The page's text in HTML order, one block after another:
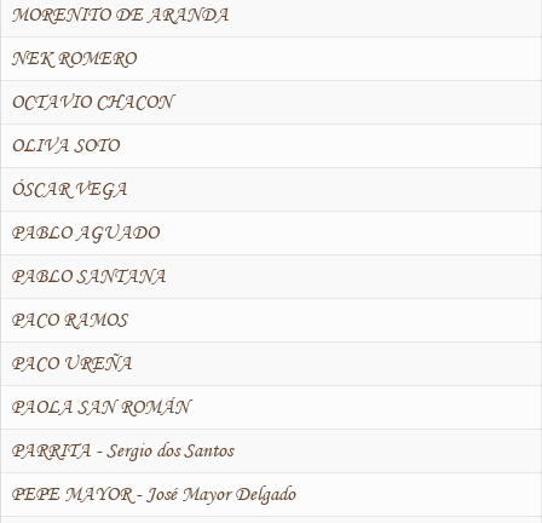
MORENITO DE ARANDA
NEK ROMERO
OCTAVIO CHACON
OLIVA SOTO
ÓSCAR VEGA
PABLO AGUADO
PABLO SANTANA
PACO RAMOS
PACO UREÑA
PAOLA SAN ROMÁN
PARRITA - Sergio dos Santos
PEPE MAYOR - José Mayor Delgado